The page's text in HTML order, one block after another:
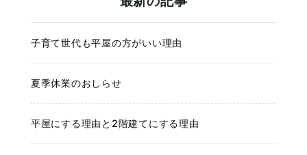
子育て世代も平屋の方がいい理由
夏季休業のおしらせ
平屋にする理由と2階建てにする理由